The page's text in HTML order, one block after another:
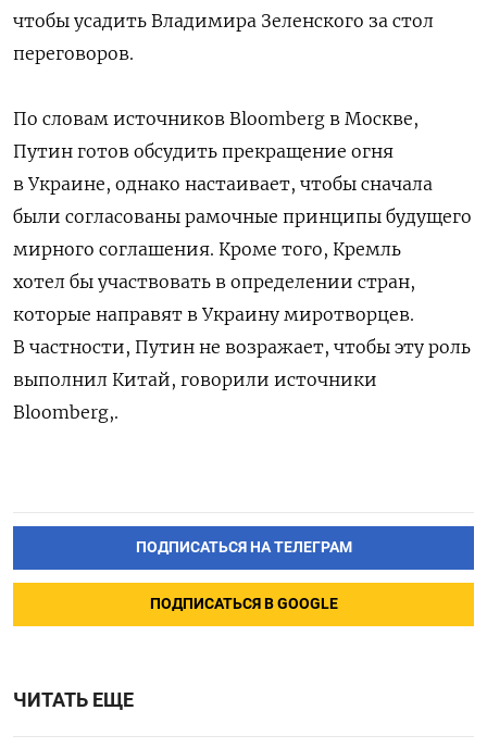
чтобы усадить Владимира Зеленского за стол
переговоров.
По словам источников Bloomberg в Москве,
Путин готов обсудить прекращение огня
в Украине, однако настаивает, чтобы сначала
были согласованы рамочные принципы будущего
мирного соглашения. Кроме того, Кремль
хотел бы участвовать в определении стран,
которые направят в Украину миротворцев.
В частности, Путин не возражает, чтобы эту роль
выполнил Китай, говорили источники
Bloomberg,.
ПОДПИСАТЬСЯ НА ТЕЛЕГРАМ
ПОДПИСАТЬСЯ В GOOGLE
ЧИТАТЬ ЕЩЕ